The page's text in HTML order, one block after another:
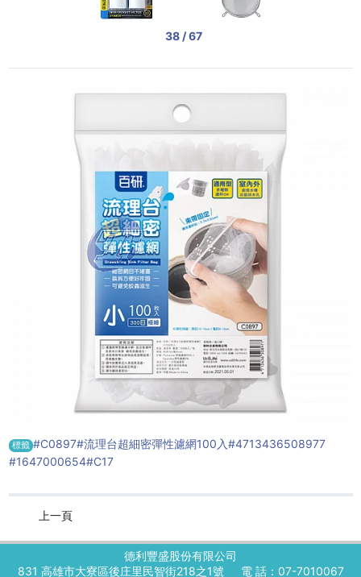
38 / 67
標籤 #C0897#流理台超細密彈性濾網100入#4713436508977
#1647000654#C17
上一頁
德利豐盛股份有限公司
831 高雄市大寮區後庄里民智街218之1號
電 話：07-7010067